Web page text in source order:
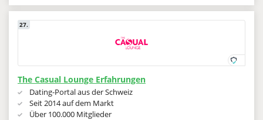
27.
The Casual Lounge Erfahrungen
Dating-Portal aus der Schweiz
Seit 2014 auf dem Markt
Über 100.000 Mitglieder